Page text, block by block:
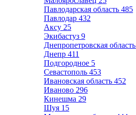
Павлодарская область 485
Павлодар 432
Аксу 25
Экибастуз 9
Днепропетровская область
Днепр 411
Подгородное 5
Севастополь 453
Ивановская область 452
Иваново 296
Кинешма 29
Шуя 15